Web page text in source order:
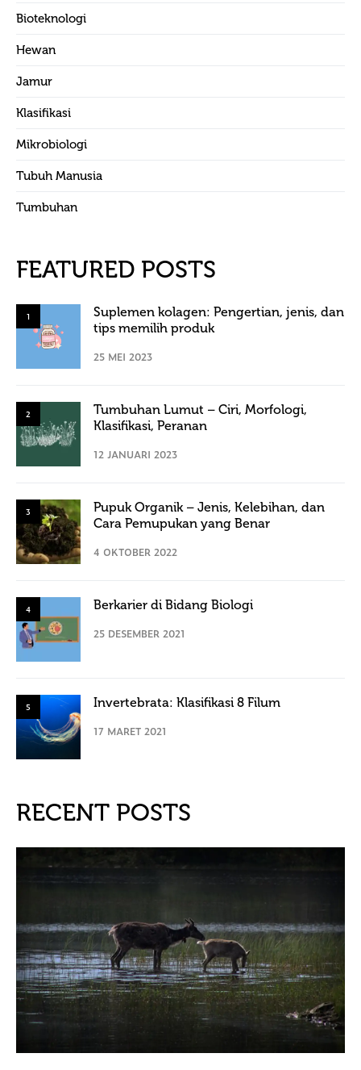
Bioteknologi
Hewan
Jamur
Klasifikasi
Mikrobiologi
Tubuh Manusia
Tumbuhan
FEATURED POSTS
1
Suplemen kolagen: Pengertian, jenis, dan
tips memilih produk
25 MEI 2023
2
Tumbuhan Lumut – Ciri, Morfologi,
Klasifikasi, Peranan
12 JANUARI 2023
3
Pupuk Organik – Jenis, Kelebihan, dan
Cara Pemupukan yang Benar
4 OKTOBER 2022
4 Berkarier di Bidang Biologi
25 DESEMBER 2021
5 Invertebrata: Klasifikasi 8 Filum
17 MARET 2021
RECENT POSTS